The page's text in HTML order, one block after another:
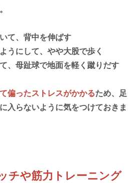
て、背中を伸ばす
うにして、やや大股で歩く
、母趾球で地面を軽く蹴りだす
偏ったストレスがかかるため、足
入らないように気をつけておきま
チや筋力トレーニング